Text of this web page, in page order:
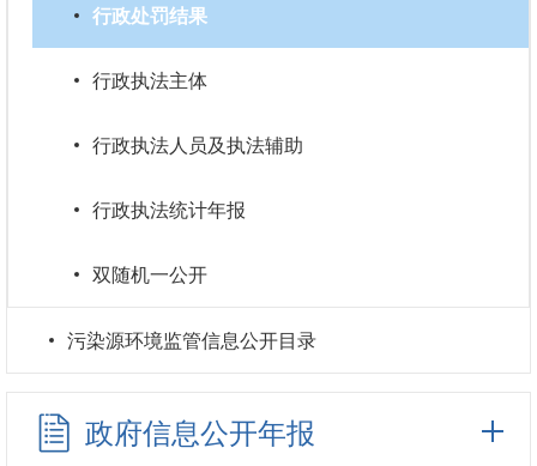
行政处罚结果
行政执法主体
行政执法人员及执法辅助
行政执法统计年报
双随机一公开
污染源环境监管信息公开目录
政府信息公开年报